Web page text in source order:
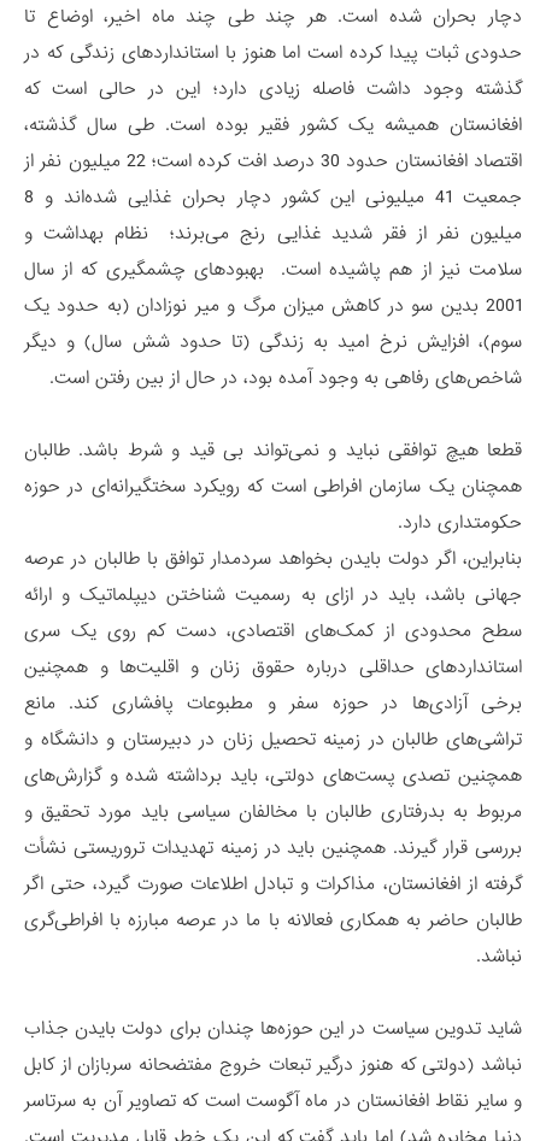
دچار بحران شده است. هر چند طی چند ماه اخیر، اوضاع تا
حدودی ثبات پیدا کرده است اما هنوز با استانداردهای زندگی که در
گذشته وجود داشت فاصله زیادی دارد؛ این در حالی است که
افغانستان همیشه یک کشور فقیر بوده است. طی سال گذشته،
اقتصاد افغانستان حدود 30 درصد افت کرده است؛ 22 میلیون نفر از
جمعیت 41 میلیونی این کشور دچار بحران غذایی شده‌اند و 8
میلیون نفر از فقر شدید غذایی رنج می‌برند؛ نظام بهداشت و
سلامت نیز از هم پاشیده است. بهبودهای چشمگیری که از سال
2001 بدین سو در کاهش میزان مرگ و میر نوزادان (به حدود یک
سوم)، افزایش نرخ امید به زندگی (تا حدود شش سال) و دیگر
شاخص‌های رفاهی به وجود آمده بود، در حال از بین رفتن است.
قطعا هیچ توافقی نباید و نمی‌تواند بی قید و شرط باشد. طالبان
همچنان یک سازمان افراطی است که رویکرد سختگیرانه‌ای در حوزه
حکومتداری دارد.
بنابراین، اگر دولت بایدن بخواهد سردمدار توافق با طالبان در عرصه
جهانی باشد، باید در ازای به رسمیت شناختن دیپلماتیک و ارائه
سطح محدودی از کمک‌های اقتصادی، دست کم روی یک سری
استانداردهای حداقلی درباره حقوق زنان و اقلیت‌ها و همچنین
برخی آزادی‌ها در حوزه سفر و مطبوعات پافشاری کند. مانع
تراشی‌های طالبان در زمینه تحصیل زنان در دبیرستان و دانشگاه و
همچنین تصدی پست‌های دولتی، باید برداشته شده و گزارش‌های
مربوط به بدرفتاری طالبان با مخالفان سیاسی باید مورد تحقیق و
بررسی قرار گیرند. همچنین باید در زمینه تهدیدات تروریستی نشأت
گرفته از افغانستان، مذاکرات و تبادل اطلاعات صورت گیرد، حتی اگر
طالبان حاضر به همکاری فعالانه با ما در عرصه مبارزه با افراطی‌گری
نباشد.
شاید تدوین سیاست در این حوزه‌ها چندان برای دولت بایدن جذاب
نباشد (دولتی که هنوز درگیر تبعات خروج مفتضحانه سربازان از کابل
و سایر نقاط افغانستان در ماه آگوست است که تصاویر آن به سرتاسر